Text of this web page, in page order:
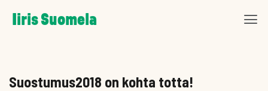
Skip
to
Iiris Suomela
Suostumus2018 on kohta totta!